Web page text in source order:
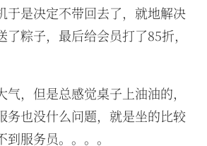
于是决定不带回去了，就地解决
粽子，最后给会员打了85折，
，但是总感觉桌子上油油的，
务也没什么问题，就是坐的比较
服务员。。。。